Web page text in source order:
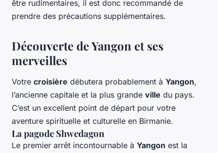
être rudimentaires, il est donc recommandé de
prendre des précautions supplémentaires.
Découverte de Yangon et ses
merveilles
Votre croisière débutera probablement à Yangon,
l’ancienne capitale et la plus grande ville du pays.
C’est un excellent point de départ pour votre
aventure spirituelle et culturelle en Birmanie.
La pagode Shwedagon
Le premier arrêt incontournable à Yangon est la